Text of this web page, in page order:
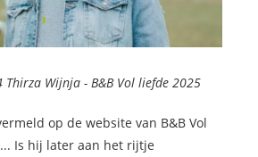
Thirza Wijnja - B&B Vol liefde 2025
op de website van B&B Vol
Is hij later aan het rijtje